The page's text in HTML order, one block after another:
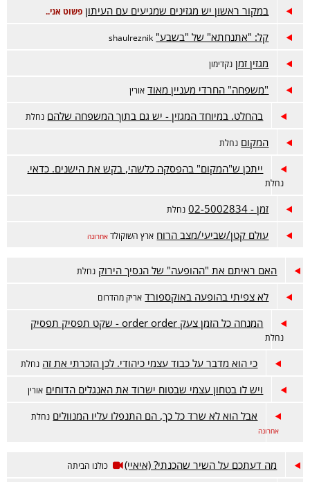
במקור ראשון יש מגזינים שמגיעים עם העיתון פשוט אני..
קל: "אתנחתא" של "בשבע" shaulreznik
מגזין זמן נקדימון
"משפחה" החרדי מעניין מאוד אורין
בהחלט. במיוחד המגזין - יש גם בתוך המשפחה שלהם נחלת
המקום נחלת
ייתכן ש"המקום" בהפסקה כלשהי, בקש את הישנים. כדאי.
נחלת
זמן - 02-5002834 נחלת
עולם קטן/שביעי/מצב הרוח ארץ השוקולד אחרונה
האם ראיתם את "ההופעה" של הנסיך הירוק נחלת
לא צפיתי בהופעה באוקספורד אריק מהדרום
המנחה כל הזמן צעק order order - שקט תפסיק תפסיק
נחלת
כי הוא מדבר על כבוד עצמי כיהודי. לכן הזכרתי את זה נחלת
ויש לו בטחון עצמי שבטוח ישרוד את האנגלים הדוחים אורין
אבל הוא לא שרד כל כך, הם התנפלו עליו המנוולים נחלת
אחרונה
מה דעתכם על השיר שהכנתי? (איאיי) כולנו הביתה